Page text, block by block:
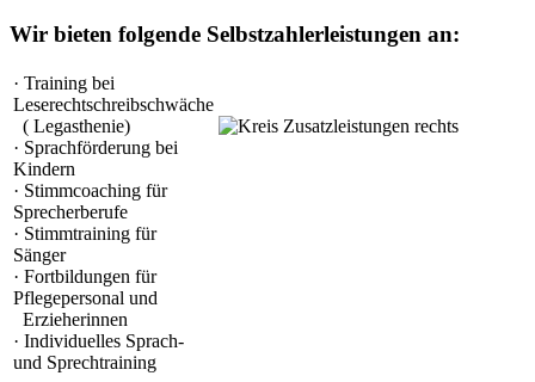
Wir bieten folgende Selbstzahlerleistungen an:
· Training bei
Leserechtschreibschwäche
( Legasthenie)
· Sprachförderung bei
Kindern
· Stimmcoaching für
Sprecherberufe
· Stimmtraining für
Sänger
· Fortbildungen für
Pflegepersonal und
Erzieherinnen
· Individuelles Sprach-
und Sprechtraining